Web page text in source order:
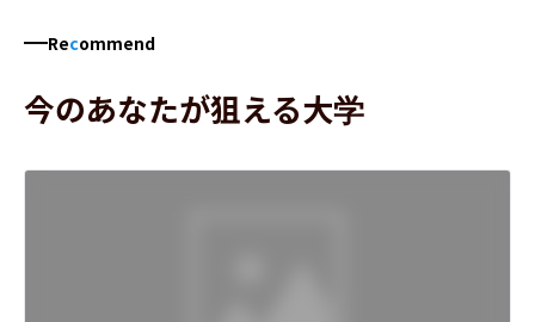
Recommend
今のあなたが狙える大学